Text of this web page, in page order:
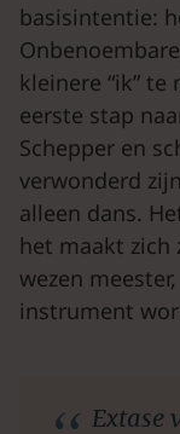
basisintentie:
kleinere “ik”
eerste stap
Schepper en
verwonderd
alleen dans.
het maakt zich
wezen
instrument
Extase